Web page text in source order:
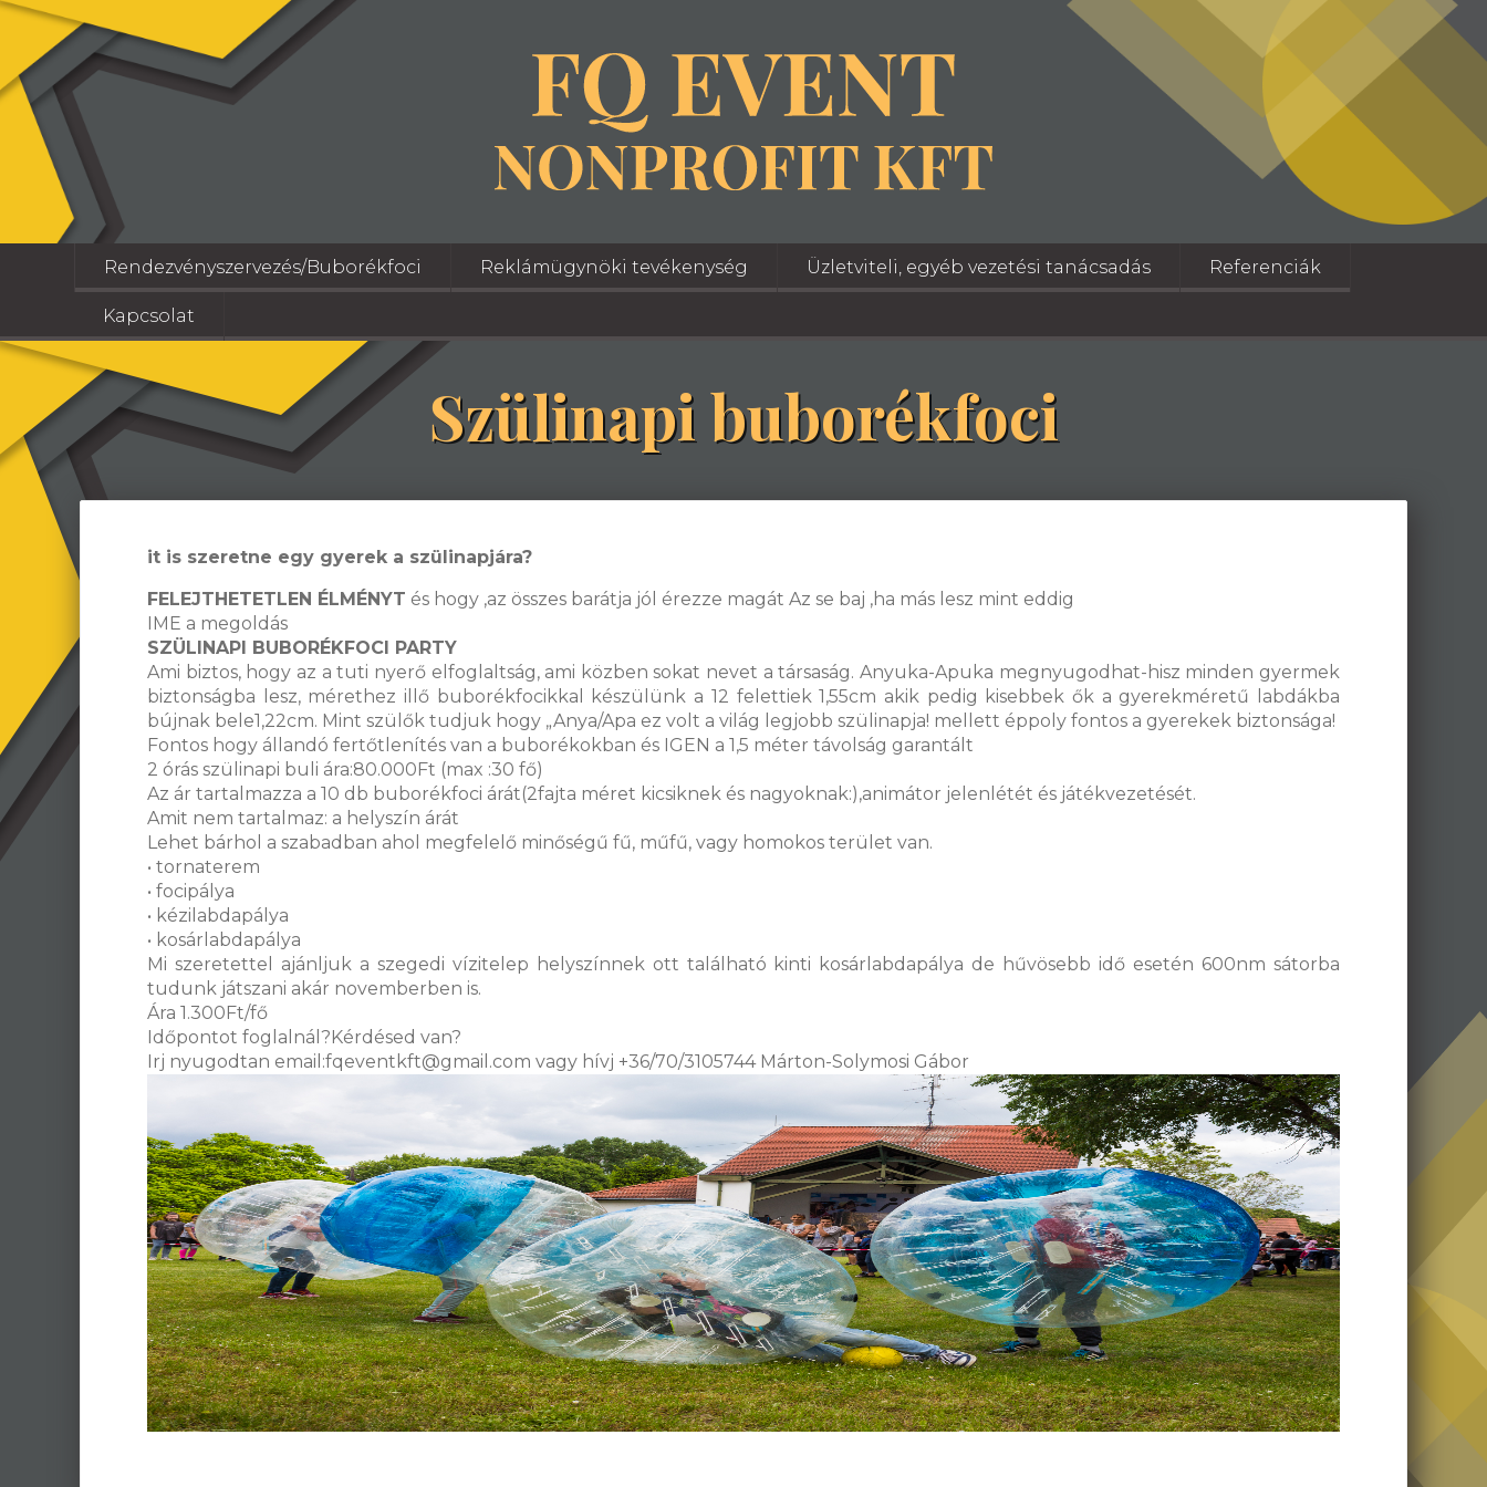
Rendezvényszervezés/Buborékfoci Reklámügynöki tevékenység Üzletviteli, egyéb vezetési tanácsadás Referenciák
Kapcsolat
Szülinapi buborékfoci
it is szeretne egy gyerek a szülinapjára?
FELEJTHETETLEN ÉLMÉNYT és hogy ,az összes barátja jól érezze magát Az se baj ,ha más lesz mint eddig
IME a megoldás
SZÜLINAPI BUBORÉKFOCI PARTY
Ami biztos, hogy az a tuti nyerő elfoglaltság, ami közben sokat nevet a társaság. Anyuka-Apuka megnyugodhat-hisz minden gyermek
biztonságba lesz, mérethez illő buborékfocikkal készülünk a 12 felettiek 1,55cm akik pedig kisebbek ők a gyerekméretű labdákba
bújnak bele1,22cm. Mint szülők tudjuk hogy „Anya/Apa ez volt a világ legjobb szülinapja! mellett éppoly fontos a gyerekek biztonsága!
Fontos hogy állandó fertőtlenítés van a buborékokban és IGEN a 1,5 méter távolság garantált
2 órás szülinapi buli ára:80.000Ft (max :30 fő)
Az ár tartalmazza a 10 db buborékfoci árát(2fajta méret kicsiknek és nagyoknak:),animátor jelenlétét és játékvezetését.
Amit nem tartalmaz: a helyszín árát
Lehet bárhol a szabadban ahol megfelelő minőségű fű, műfű, vagy homokos terület van.
• tornaterem
• focipálya
• kézilabdapálya
• kosárlabdapálya
Mi szeretettel ajánljuk a szegedi vízitelep helyszínnek ott található kinti kosárlabdapálya de hűvösebb idő esetén 600nm sátorba
tudunk játszani akár novemberben is.
Ára 1.300Ft/fő
Időpontot foglalnál?Kérdésed van?
Irj nyugodtan email:fqeventkft@gmail.com vagy hívj +36/70/3105744 Márton-Solymosi Gábor